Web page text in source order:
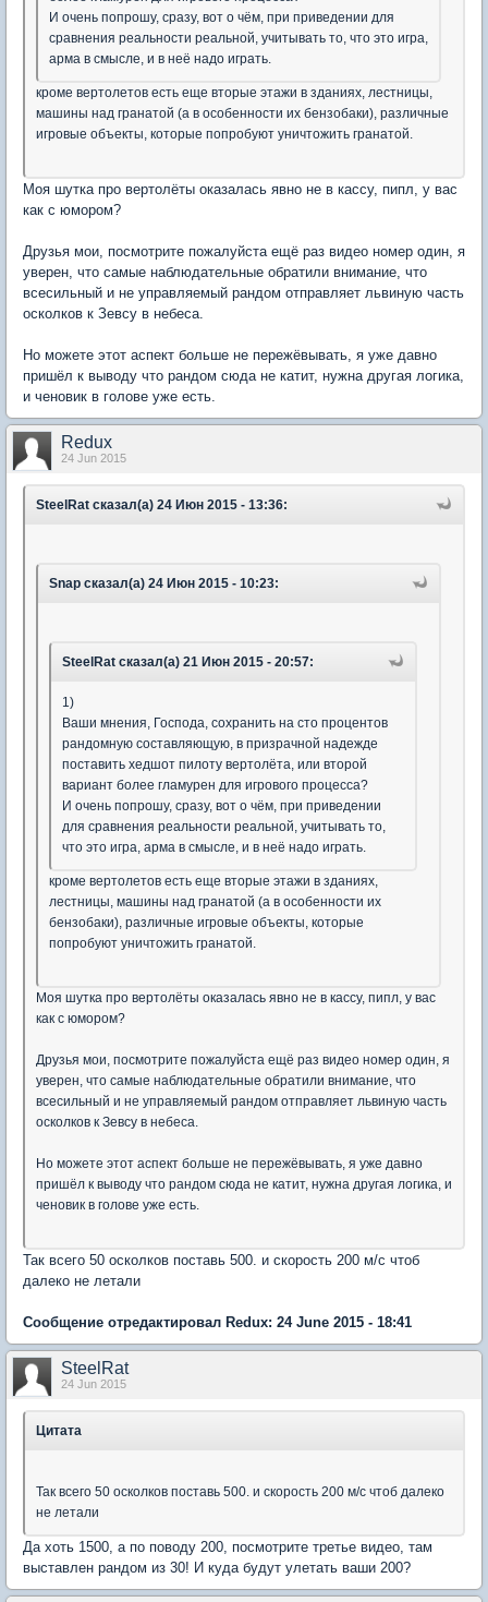
И очень попрошу, сразу, вот о чём, при приведении для
сравнения реальности реальной, учитывать то, что это игра,
арма в смысле, и в неё надо играть.
кроме вертолетов есть еще вторые этажи в зданиях, лестницы,
машины над гранатой (а в особенности их бензобаки), различные
игровые объекты, которые попробуют уничтожить гранатой.
Моя шутка про вертолёты оказалась явно не в кассу, пипл, у вас
как с юмором?
Друзья мои, посмотрите пожалуйста ещё раз видео номер один, я
уверен, что самые наблюдательные обратили внимание, что
всесильный и не управляемый рандом отправляет львиную часть
осколков к Зевсу в небеса.
Но можете этот аспект больше не пережёвывать, я уже давно
пришёл к выводу что рандом сюда не катит, нужна другая логика,
и ченовик в голове уже есть.
Redux
24 Jun 2015
SteelRat сказал(а) 24 Июн 2015 - 13:36:
Snap сказал(а) 24 Июн 2015 - 10:23:
SteelRat сказал(а) 21 Июн 2015 - 20:57:
1)
Ваши мнения, Господа, сохранить на сто процентов
рандомную составляющую, в призрачной надежде
поставить хедшот пилоту вертолёта, или второй
вариант более гламурен для игрового процесса?
И очень попрошу, сразу, вот о чём, при приведении
для сравнения реальности реальной, учитывать то,
что это игра, арма в смысле, и в неё надо играть.
кроме вертолетов есть еще вторые этажи в зданиях,
лестницы, машины над гранатой (а в особенности их
бензобаки), различные игровые объекты, которые
попробуют уничтожить гранатой.
Моя шутка про вертолёты оказалась явно не в кассу, пипл, у вас
как с юмором?
Друзья мои, посмотрите пожалуйста ещё раз видео номер один, я
уверен, что самые наблюдательные обратили внимание, что
всесильный и не управляемый рандом отправляет львиную часть
осколков к Зевсу в небеса.
Но можете этот аспект больше не пережёвывать, я уже давно
пришёл к выводу что рандом сюда не катит, нужна другая логика, и
ченовик в голове уже есть.
Так всего 50 осколков поставь 500. и скорость 200 м/с чтоб
далеко не летали
Сообщение отредактировал Redux: 24 June 2015 - 18:41
SteelRat
24 Jun 2015
Цитата
Так всего 50 осколков поставь 500. и скорость 200 м/с чтоб далеко
не летали
Да хоть 1500, а по поводу 200, посмотрите третье видео, там
выставлен рандом из 30! И куда будут улетать ваши 200?